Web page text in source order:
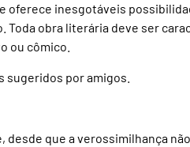
oferece inesgotáveis
Toda obra literária deve ser
ou cômico.
sugeridos por amigos.
que a verossimilhança